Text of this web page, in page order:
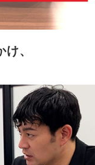
、